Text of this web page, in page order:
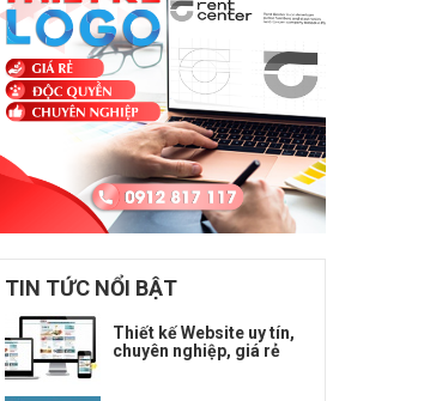
TIN TỨC NỔI BẬT
Thiết kế Website uy tín,
chuyên nghiệp, giá rẻ